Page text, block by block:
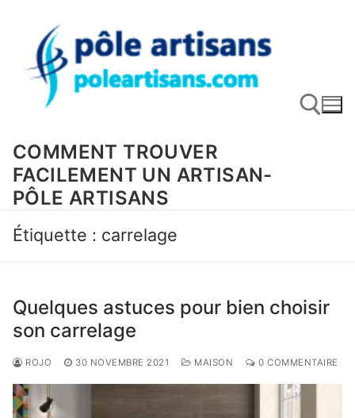
contenu
COMMENT TROUVER
FACILEMENT UN ARTISAN-
PÔLE ARTISANS
Rechercher :
Étiquette : carrelage
Quelques astuces pour bien choisir
son carrelage
ROJO 30 NOVEMBRE 2021 MAISON 0 COMMENTAIRE